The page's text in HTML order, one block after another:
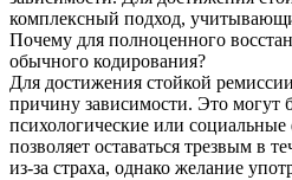
комплексный подход,
Почему для полноценного
обычного кодирования?
Для достижения стойкой
причину зависимости. Это могут
психологические или
позволяет оставаться трезвым в
из-за страха, однако желание